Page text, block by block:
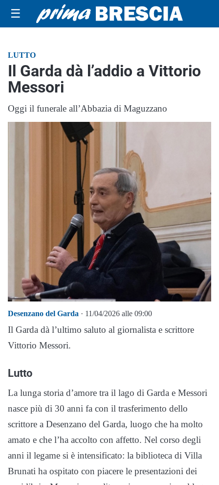
☰
LUTTO
Il Garda dà l’addio a Vittorio
Messori
Oggi il funerale all’Abbazia di Maguzzano
Desenzano del Garda · 11/04/2026 alle 09:00
Il Garda dà l’ultimo saluto al giornalista e scrittore
Vittorio Messori.
Lutto
La lunga storia d’amore tra il lago di Garda e Messori
nasce più di 30 anni fa con il trasferimento dello
scrittore a Desenzano del Garda, luogo che ha molto
amato e che l’ha accolto con affetto. Nel corso degli
anni il legame si è intensificato: la biblioteca di Villa
Brunati ha ospitato con piacere le presentazioni dei